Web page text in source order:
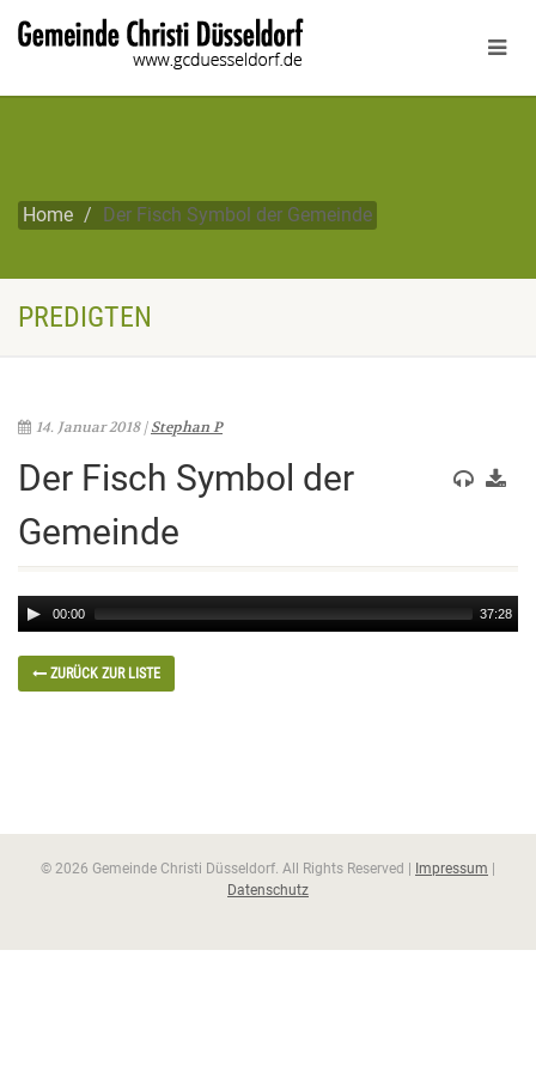
Home Der Fisch Symbol der Gemeinde
PREDIGTEN
14. Januar 2018 | Stephan P
Der Fisch Symbol der
Gemeinde
Audio
Player
00:00 37:28
ZURÜCK ZUR LISTE
© 2026 Gemeinde Christi Düsseldorf. All Rights Reserved | Impressum
Datenschutz